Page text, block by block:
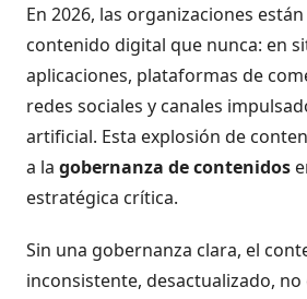
En 2026, las organizaciones
contenido digital que nunca: en
aplicaciones, plataformas de
redes sociales y canales
artificial. Esta explosión de
a la gobernanza de contenidos
estratégica crítica.
Sin una gobernanza clara, el
inconsistente, desactualizado, no